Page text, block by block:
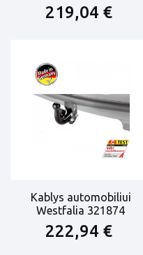
219,04 €
Kablys automobiliui
Westfalia 321874
222,94 €